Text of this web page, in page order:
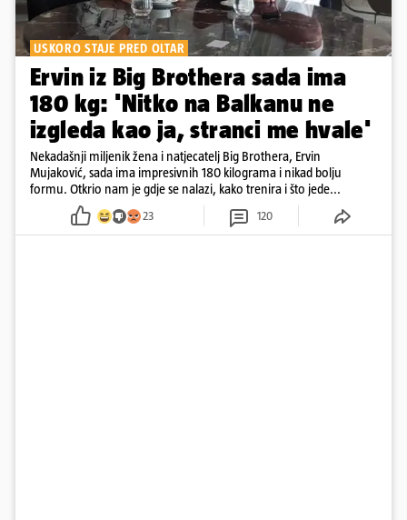
USKORO STAJE PRED OLTAR
Ervin iz Big Brothera sada ima
180 kg: 'Nitko na Balkanu ne
izgleda kao ja, stranci me hvale'
Nekadašnji miljenik žena i natjecatelj Big Brothera, Ervin
Mujaković, sada ima impresivnih 180 kilograma i nikad bolju
formu. Otkrio nam je gdje se nalazi, kako trenira i što jede...
23 120